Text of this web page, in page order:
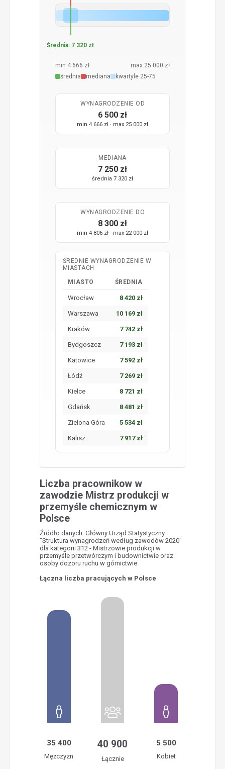
Średnia: 7 320 zł
min 4 666 zł
max 25 000 zł
średnia
mediana kwartyle 25-75
WYNAGRODZENIE OD
6 500 zł
min 4 666 zł · max 25 000 zł
MEDIANA
7 250 zł
średnia 7 320 zł
WYNAGRODZENIE DO
8 300 zł
min 4 806 zł · max 22 000 zł
ŚREDNIE WYNAGRODZENIE W
MIASTACH
MIASTO
ŚREDNIA
Wrocław 8 420 zł
Warszawa 10 169 zł
Kraków 7 742 zł
Bydgoszcz 7 193 zł
Katowice 7 592 zł
Łódź 7 269 zł
Kielce 8 721 zł
Gdańsk 8 481 zł
Zielona Góra 5 534 zł
Kalisz 7 917 zł
Liczba pracownikow w
zawodzie Mistrz produkcji w
przemyśle chemicznym w
Polsce
Źródło danych: Główny Urząd Statystyczny
"Struktura wynagrodzeń według zawodów 2020"
dla kategorii 312 - Mistrzowie produkcji w
przemyśle przetwórczym i budownictwie oraz
osoby dozoru ruchu w górnictwie
Łączna liczba pracujących w Polsce
35 400
Mężczyzn
40 900
Łącznie
5 500
Kobiet